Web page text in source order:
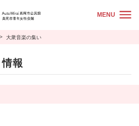
MENU
大衆音楽の集い
報